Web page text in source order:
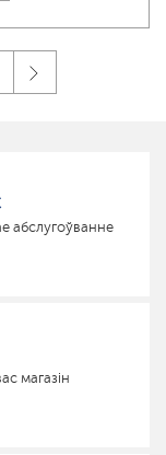
абслугоўванне
магазін